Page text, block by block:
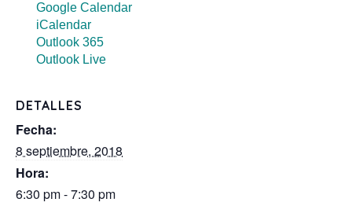
Google Calendar
iCalendar
Outlook 365
Outlook Live
DETALLES
Fecha:
8 septiembre, 2018
Hora:
6:30 pm - 7:30 pm